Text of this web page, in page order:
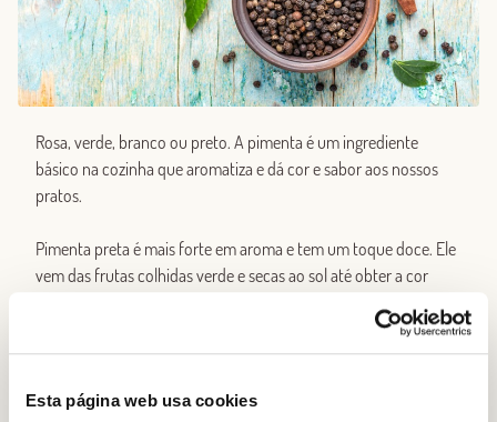
Esta página web usa cookies
Rosa, verde, branco ou preto. A pimenta é um ingrediente
básico na cozinha que aromatiza e dá cor e sabor aos nossos
pratos.
Pimenta preta é mais forte em aroma e tem um toque doce. Ele
vem das frutas colhidas verde e secas ao sol até obter a cor
Para obter o melhor aroma de pimenta preta, é melhor comprar
amassarmos um pouco os grãos de pimenta, a camada externa